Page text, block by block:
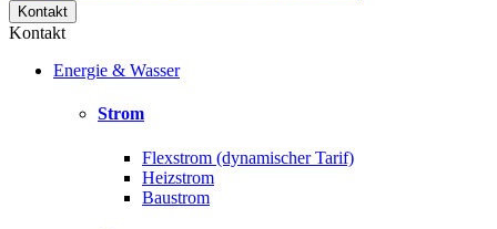
Kontakt
Kontakt
Energie & Wasser
Strom
Flexstrom (dynamischer Tarif)
Heizstrom
Baustrom